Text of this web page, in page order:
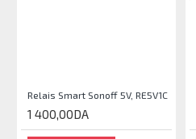
Relais Smart Sonoff 5V, RE5V1C
1 400,00DA